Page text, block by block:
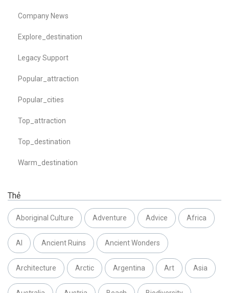
Company News
Explore_destination
Legacy Support
Popular_attraction
Popular_cities
Top_attraction
Top_destination
Warm_destination
Thẻ
Aboriginal Culture Adventure Advice Africa
AI Ancient Ruins Ancient Wonders
Architecture Arctic Argentina Art Asia